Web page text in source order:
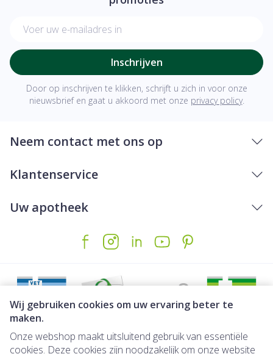
Wij gebruiken cookies om uw ervaring beter te
maken.
Onze webshop maakt uitsluitend gebruik van essentiële
cookies. Deze cookies zijn noodzakelijk om onze website
Inschrijven
Door op inschrijven te klikken, schrijft u zich in voor onze
nieuwsbrief en gaat u akkoord met onze privacy policy.
Neem contact met ons op
Klantenservice
Uw apotheek
Juridische links